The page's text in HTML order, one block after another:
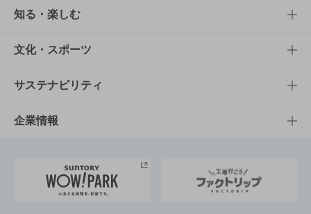
商品TOP
商品一覧
商品発売情報
栄養成分一覧
知る・楽しむ
知る・楽しむTOP
キャンペーン
工場見学
地域情報
文化・スポーツ
文化・スポーツTOP
サントリーホール
サントリーサンバーズ大阪
サステナビリティ
サステナビリティTOP
サントリーが考えるサステナビリティ経営
企業情報
企業概要